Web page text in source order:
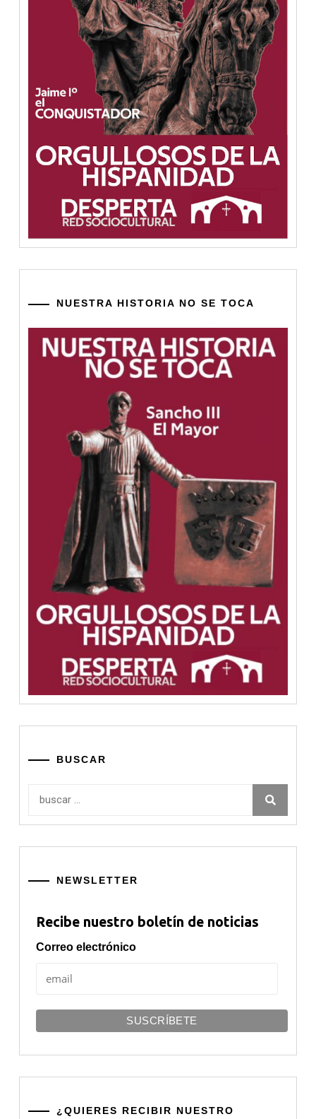
NUESTRA HISTORIA NO SE TOCA
BUSCAR
NEWSLETTER
Recibe nuestro boletín de noticias
Correo electrónico
¿QUIERES RECIBIR NUESTRO